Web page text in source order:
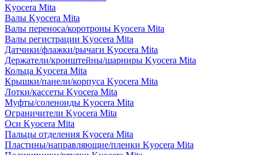
Kyocera Mita
Валы Kyocera Mita
Валы переноса/коротроны Kyocera Mita
Валы регистрации Kyocera Mita
Датчики/флажки/рычаги Kyocera Mita
Держатели/кронштейны/шарниры Kyocera Mita
Кольца Kyocera Mita
Крышки/панели/корпуса Kyocera Mita
Лотки/кассеты Kyocera Mita
Муфты/соленоиды Kyocera Mita
Ограничители Kyocera Mita
Оси Kyocera Mita
Пальцы отделения Kyocera Mita
Пластины/направляющие/пленки Kyocera Mita